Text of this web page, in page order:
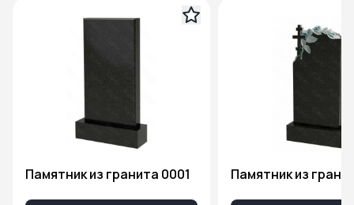
Памятник из гранита 0001